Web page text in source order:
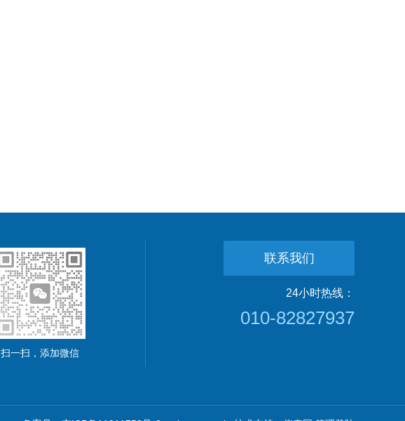
扫一扫，添加微信
联系我们
24小时热线：
010-82827937